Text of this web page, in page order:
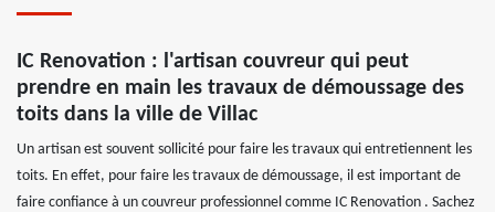
IC Renovation : l'artisan couvreur qui peut
prendre en main les travaux de démoussage des
toits dans la ville de Villac
Un artisan est souvent sollicité pour faire les travaux qui entretiennent les
toits. En effet, pour faire les travaux de démoussage, il est important de
faire confiance à un couvreur professionnel comme IC Renovation . Sachez